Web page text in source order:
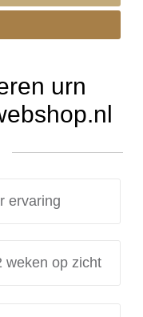
urn
ervaring
weken op zicht